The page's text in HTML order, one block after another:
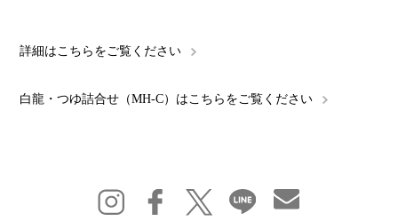
詳細はこちらをご覧ください
白龍・つゆ詰合せ（MH-C）はこちらをご覧ください